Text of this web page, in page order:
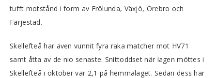
tufft motstånd i form av Frölunda, Växjö, Örebro och
Färjestad.
Skellefteå har även vunnit fyra raka matcher mot HV71
samt åtta av de nio senaste. Snittoddset när lagen möttes i
Skellefteå i oktober var 2,1 på hemmalaget. Sedan dess har